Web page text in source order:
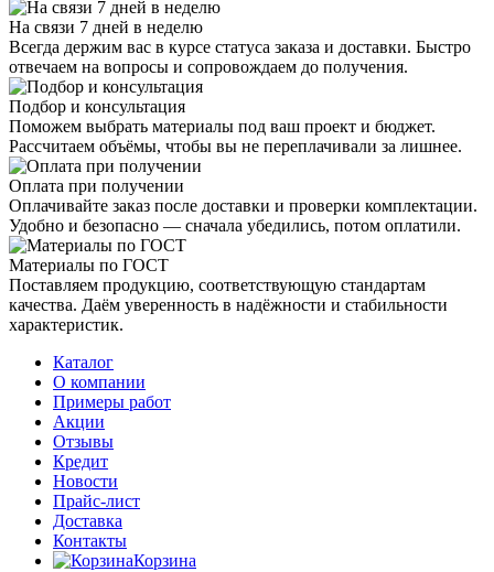
На связи 7 дней в неделю
Всегда держим вас в курсе статуса заказа и доставки. Быстро
отвечаем на вопросы и сопровождаем до получения.
Подбор и консультация
Поможем выбрать материалы под ваш проект и бюджет.
Рассчитаем объёмы, чтобы вы не переплачивали за лишнее.
Оплата при получении
Оплачивайте заказ после доставки и проверки комплектации.
Удобно и безопасно — сначала убедились, потом оплатили.
Материалы по ГОСТ
Поставляем продукцию, соответствующую стандартам
качества. Даём уверенность в надёжности и стабильности
характеристик.
Каталог
О компании
Примеры работ
Акции
Отзывы
Кредит
Новости
Прайс-лист
Доставка
Контакты
Корзина